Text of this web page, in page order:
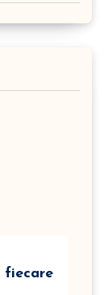
fiecare